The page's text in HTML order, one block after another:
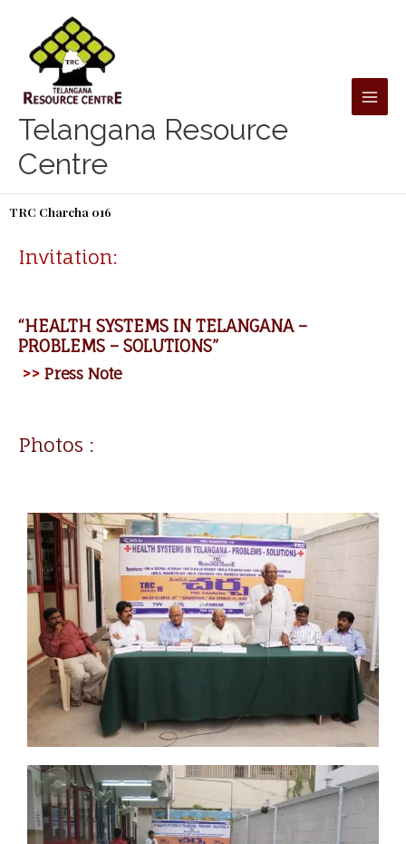
content
Telangana Resource
Centre
TRC Charcha 016
Invitation:
“HEALTH SYSTEMS IN TELANGANA –
PROBLEMS – SOLUTIONS”
>> Press Note
Photos :